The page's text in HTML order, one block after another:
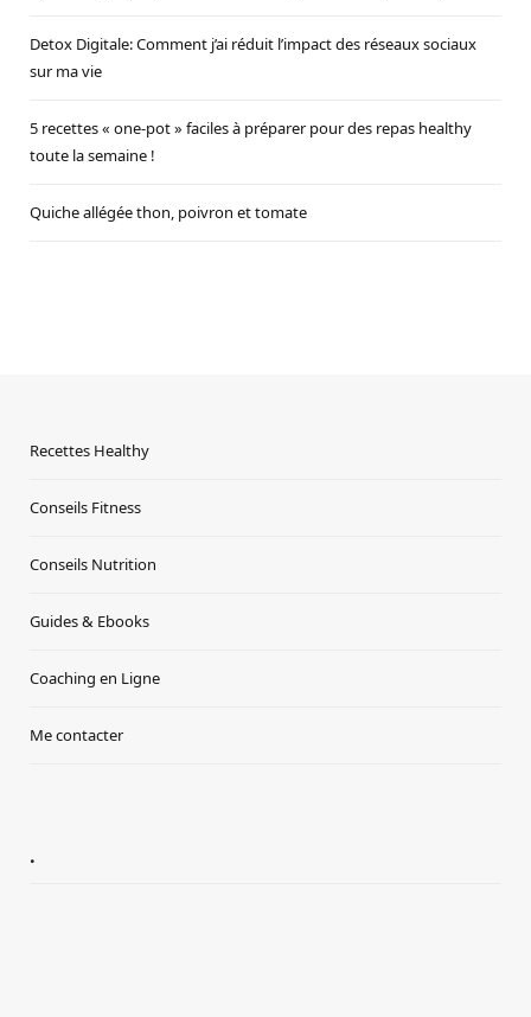
Detox Digitale: Comment j’ai réduit l’impact des réseaux sociaux
sur ma vie
5 recettes « one-pot » faciles à préparer pour des repas healthy
toute la semaine !
Quiche allégée thon, poivron et tomate
Recettes Healthy
Conseils Fitness
Conseils Nutrition
Guides & Ebooks
Coaching en Ligne
Me contacter
.